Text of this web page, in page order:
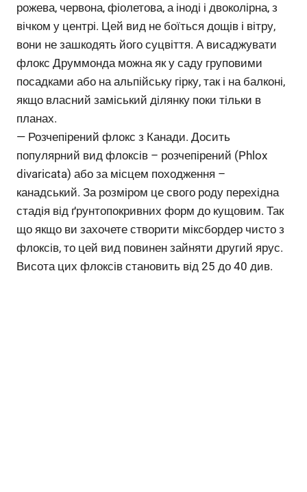
рожева, червона, фіолетова, а іноді і двоколірна, з
вічком у центрі. Цей вид не боїться дощів і вітру,
вони не зашкодять його суцвіття. А висаджувати
флокс Друммонда можна як у саду груповими
посадками або на альпійську гірку, так і на балконі,
якщо власний заміський ділянку поки тільки в
планах.
— Розчепірений флокс з Канади. Досить
популярний вид флоксів – розчепірений (Phlox
divaricata) або за місцем походження –
канадський. За розміром це свого роду перехідна
стадія від ґрунтопокривних форм до кущовим. Так
що якщо ви захочете створити міксбордер чисто з
флоксів, то цей вид повинен зайняти другий ярус.
Висота цих флоксів становить від 25 до 40 див.